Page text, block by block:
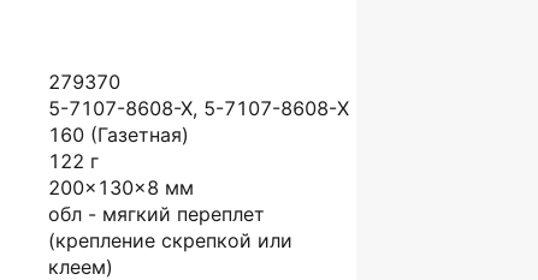
279370
5-7107-8608-X, 5-7107-8608-Х
160 (Газетная)
122 г
200x130x8 мм
обл - мягкий переплет
(крепление скрепкой или
клеем)